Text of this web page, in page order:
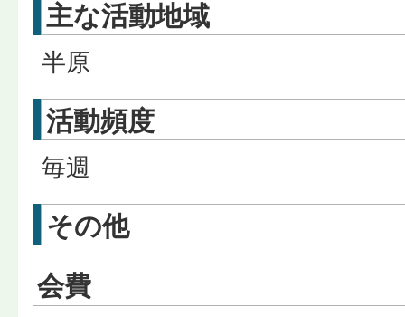
主な活動地域
半原
活動頻度
毎週
その他
会費